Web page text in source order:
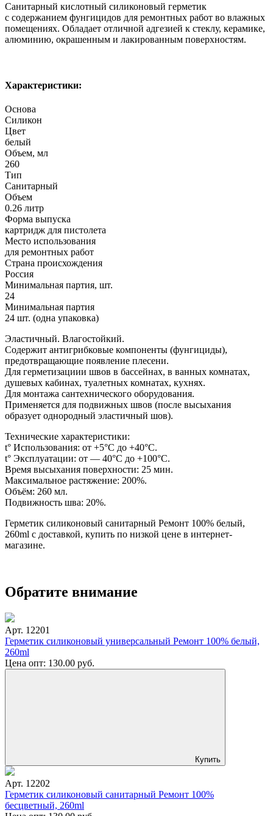
Санитарный кислотный силиконовый герметик
с содержанием фунгицидов для ремонтных работ во влажных
помещениях. Обладает отличной адгезией к стеклу, керамике,
алюминию, окрашенным и лакированным поверхностям.
Характеристики:
Основа
Силикон
Цвет
белый
Объем, мл
260
Тип
Санитарный
Объем
0.26 литр
Форма выпуска
картридж для пистолета
Место использования
для ремонтных работ
Страна происхождения
Россия
Минимальная партия, шт.
24
Минимальная партия
24 шт. (одна упаковка)
Эластичный. Влагостойкий.
Содержит антигрибковые компоненты (фунгициды),
предотвращающие появление плесени.
Для герметизациии швов в бассейнах, в ванных комнатах,
душевых кабинах, туалетных комнатах, кухнях.
Для монтажа сантехнического оборудования.
Применяется для подвижных швов (после высыхания
образует однородный эластичный шов).
Технические характеристики:
t° Использования: от +5°С до +40°С.
t° Эксплуатации: от — 40°С до +100°С.
Время высыхания поверхности: 25 мин.
Максимальное растяжение: 200%.
Объём: 260 мл.
Подвижность шва: 20%.
Герметик силиконовый санитарный Ремонт 100% белый,
260ml с доставкой, купить по низкой цене в интернет-
магазине.
Обратите внимание
Арт. 12201
Герметик силиконовый универсальный Ремонт 100% белый,
260ml
Цена опт: 130.00 руб.
Купить
Арт. 12202
Герметик силиконовый санитарный Ремонт 100%
бесцветный, 260ml